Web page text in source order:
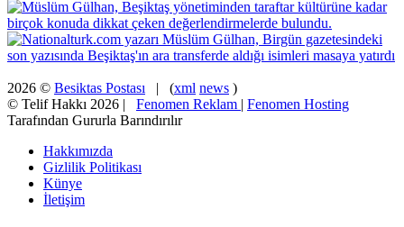
2026 © Besiktas Postası | (xml news )
© Telif Hakkı 2026 | Fenomen Reklam | Fenomen Hosting
Tarafından Gururla Barındırılır
Hakkımızda
Gizlilik Politikası
Künye
İletişim